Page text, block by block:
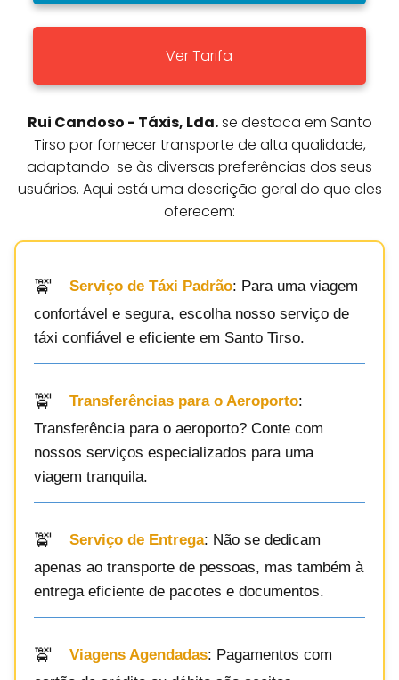
Ver Tarifa
Rui Candoso - Táxis, Lda.se destaca em Santo
Tirso por fornecer transporte de alta qualidade,
adaptando-se às diversas preferências dos seus
usuários. Aqui está uma descrição geral do que eles
oferecem:
Serviço de Táxi Padrão: Para uma viagem
confortável e segura, escolha nosso serviço de
táxi confiável e eficiente em Santo Tirso.
Transferências para o Aeroporto:
Transferência para o aeroporto? Conte com
nossos serviços especializados para uma
viagem tranquila.
Serviço de Entrega: Não se dedicam
apenas ao transporte de pessoas, mas também à
entrega eficiente de pacotes e documentos.
Viagens Agendadas: Pagamentos com